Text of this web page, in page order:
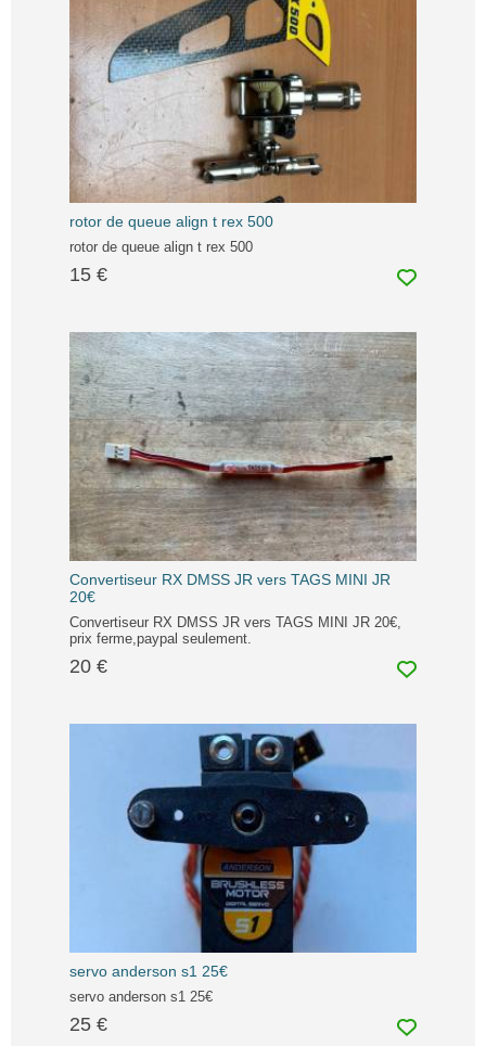
rotor de queue align t rex 500
rotor de queue align t rex 500
15 €
Convertiseur RX DMSS JR vers TAGS MINI JR
20€
Convertiseur RX DMSS JR vers TAGS MINI JR 20€,
prix ferme,paypal seulement.
20 €
servo anderson s1 25€
servo anderson s1 25€
25 €